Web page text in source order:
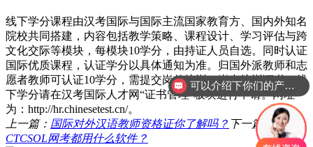
线下学分课程由汉考国际与国际主流国家教育方、国内外知名
院校共同搭建，内容包括教学策略、课程设计、学习评估与跨
文化交际等模块，每模块10学分，由持证人员自选。同时认证
国际优质课程，认证学分以具体通知为准。归国外派教师和志
愿者教师可认证10学分，需提交岗前培训、岗中培训证书。线
下学分请在汉考国际人才网“证书管理”板块进行申请。网址
为：http://hr.chinesetest.cn/。
上一篇： 国际对外汉语教师资格证你了解吗？ 下一篇：
CTCSOL网考都用什么软件？
可以介绍下你们的产品么？